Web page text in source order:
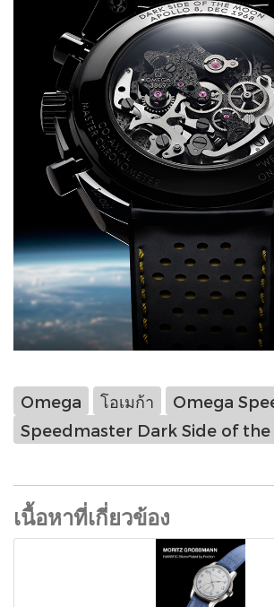
Omega โอเมก้า
Omega
Speedmaster Dark Side of
เนื้อหาที่เกี่ยวข้อง